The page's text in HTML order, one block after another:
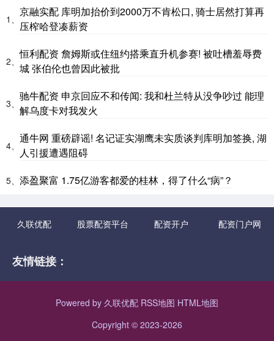
1、
京融实配 库明加抬价到2000万不肯松口, 骑士居然打算再
压榨哈登凑薪资
2、
恒利配资 詹姆斯或住纽约搭乘直升机参赛! 被吐槽羞辱费
城 张伯伦也曾因此被批
3、
驰牛配资 申京回应不和传闻: 我和杜兰特从没争吵过 能理
解乌度卡对我发火
4、
通牛网 重磅辟谣! 名记证实湖鹰未实质谈判库明加签换, 湖
人引援遭遇阻碍
5、 添盈聚富 1.75亿游客都爱的桂林，得了什么“病”？
久联优配 股票配资平台 配资开户 配资门户网
友情链接：
Powered by 久联优配 RSS地图 HTML地图
Copyright © 2023-2026